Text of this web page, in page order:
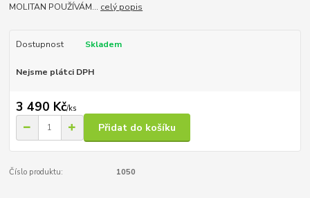
MOLITAN POUŽÍVÁM... celý popis
Dostupnost Skladem
Nejsme plátci DPH
3 490 Kč/ks
Přidat do košíku
Číslo produktu: 1050